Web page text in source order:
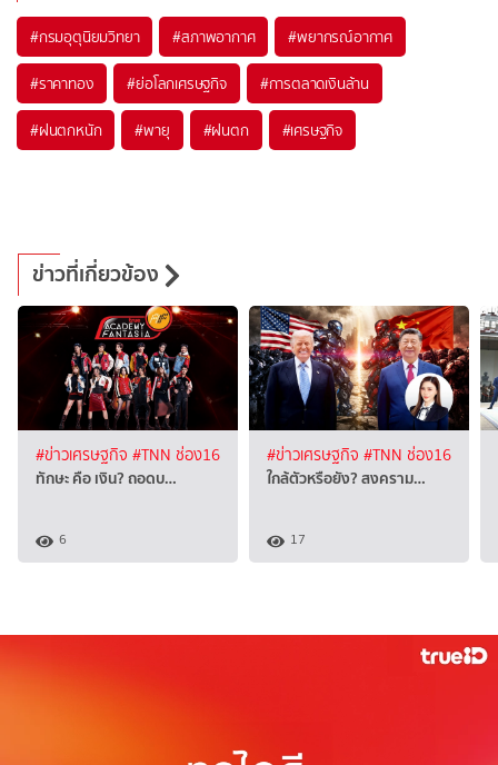
#กรมอุตุนิยมวิทยา #สภาพอากาศ #พยากรณ์อากาศ
#ราคาทอง #ย่อโลกเศรษฐกิจ #การตลาดเงินล้าน
#ฝนตกหนัก #พายุ #ฝนตก #เศรษฐกิจ
ข่าวที่เกี่ยวข้อง
#ข่าวเศรษฐกิจ #TNN ช่อง16
ทักษะ คือ เงิน? ถอดบ…
6
#ข่าวเศรษฐกิจ #TNN ช่อง16
ใกล้ตัวหรือยัง? สงคราม…
17